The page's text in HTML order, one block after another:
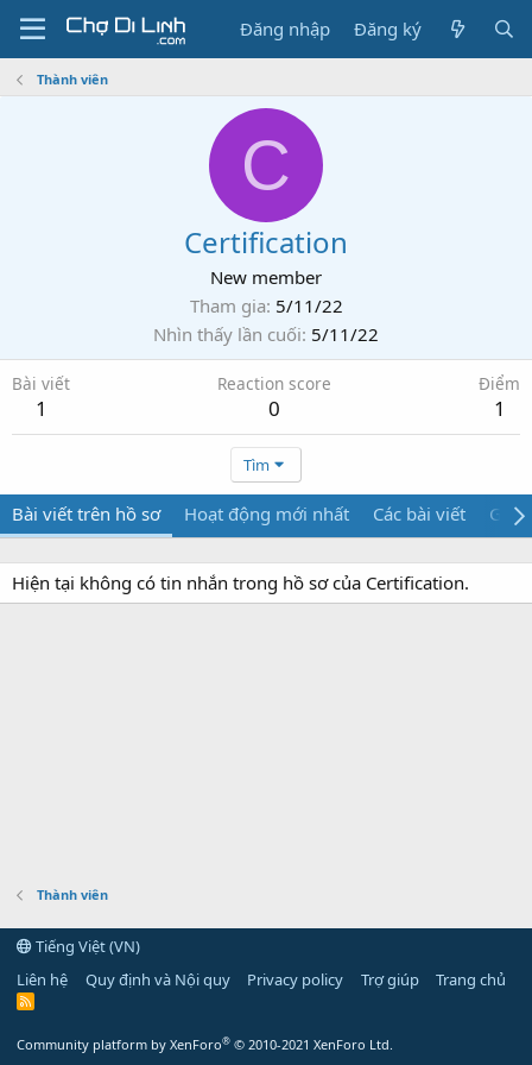
Đăng nhập Đăng ký
Thành viên
C
Certification
New member
Tham gia 5/11/22
Nhìn thấy lần cuối 5/11/22
Bài viết
1
Reaction score
0
Điểm
1
Tìm
Bài viết trên hồ sơ Hoạt động mới nhất Các bài viết Giới
Hiện tại không có tin nhắn trong hồ sơ của Certification.
Thành viên
Tiếng Việt (VN)
Liên hệ
Quy định và Nội quy Privacy policy Trợ giúp Trang chủ
R
Community platform by XenForo® © 2010-2021 XenForo Ltd.